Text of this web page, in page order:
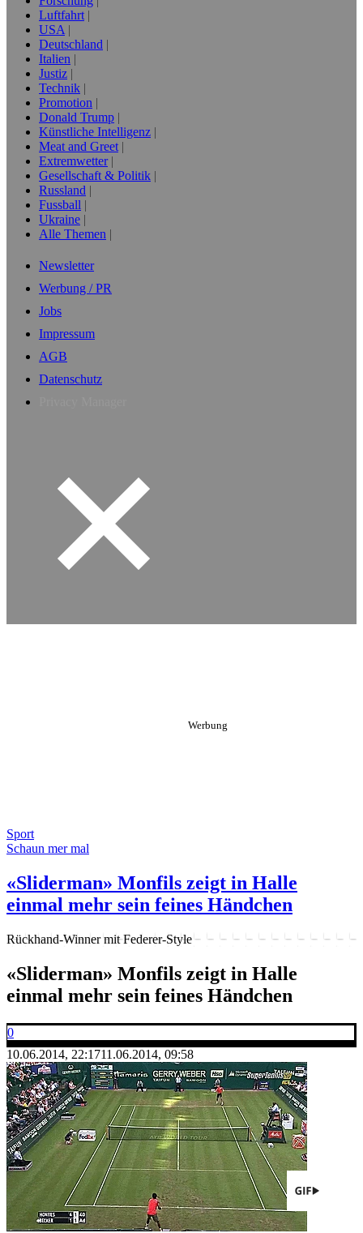
Luftfahrt
USA
Deutschland
Italien
Justiz
Technik
Promotion
Donald Trump
Künstliche Intelligenz
Meat and Greet
Extremwetter
Gesellschaft & Politik
Russland
Fussball
Ukraine
Alle Themen
Newsletter
Werbung / PR
Jobs
Impressum
AGB
Datenschutz
Sport
Schaun mer mal
«Sliderman» Monfils zeigt in Halle
einmal mehr sein feines Händchen
Rückhand-Winner mit Federer-Style
«Sliderman» Monfils zeigt in Halle
einmal mehr sein feines Händchen
0
10.06.2014, 22:1711.06.2014, 09:58